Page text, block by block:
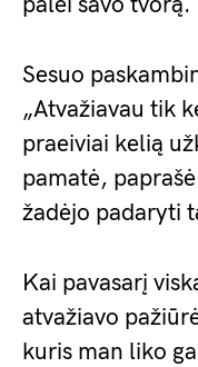
Sesuo
„Atvažiavau tik
praeiviai kelią
pamatė,
žadėjo padaryti
Kai pavasarį
atvažiavo
kuris man liko